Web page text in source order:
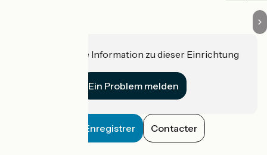
Haben Sie eine Information zu dieser Einrichtung
Ein Problem melden
Enregistrer Contacter